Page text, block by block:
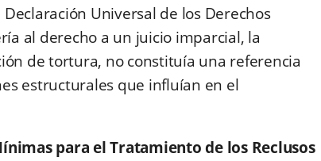
Universal de los Derechos
al derecho a un juicio imparcial, la
de tortura, no constituía una referencia
estructurales que influían en el
para el Tratamiento de los Reclusos